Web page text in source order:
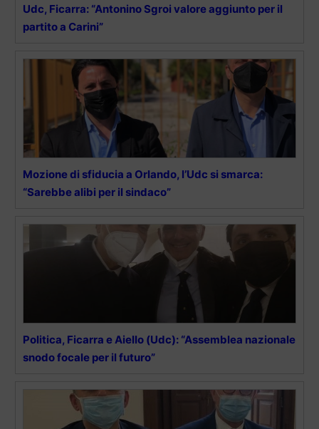
Udc, Ficarra: “Antonino Sgroi valore aggiunto per il
partito a Carini”
Mozione di sfiducia a Orlando, l’Udc si smarca:
“Sarebbe alibi per il sindaco”
Politica, Ficarra e Aiello (Udc): “Assemblea nazionale
snodo focale per il futuro”